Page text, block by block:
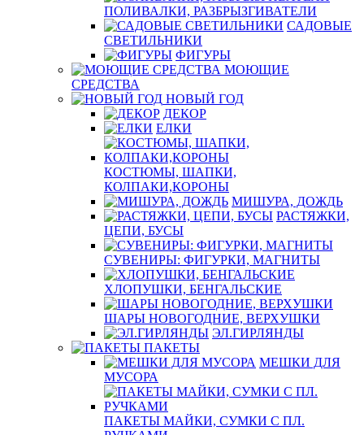
ПОЛИВАЛКИ, РАЗБРЫЗГИВАТЕЛИ
САДОВЫЕ
СВЕТИЛЬНИКИ
ФИГУРЫ
МОЮЩИЕ
СРЕДСТВА
НОВЫЙ ГОД
ДЕКОР
ЕЛКИ
КОСТЮМЫ, ШАПКИ,
КОЛПАКИ,КОРОНЫ
МИШУРА, ДОЖДЬ
РАСТЯЖКИ,
ЦЕПИ, БУСЫ
СУВЕНИРЫ: ФИГУРКИ, МАГНИТЫ
ХЛОПУШКИ, БЕНГАЛЬСКИЕ
ШАРЫ НОВОГОДНИЕ, ВЕРХУШКИ
ЭЛ.ГИРЛЯНДЫ
ПАКЕТЫ
МЕШКИ ДЛЯ
МУСОРА
ПАКЕТЫ МАЙКИ, СУМКИ С ПЛ.